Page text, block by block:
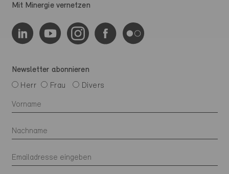
Mit Minergie vernetzen
Newsletter abonnieren
Herr
Frau Divers